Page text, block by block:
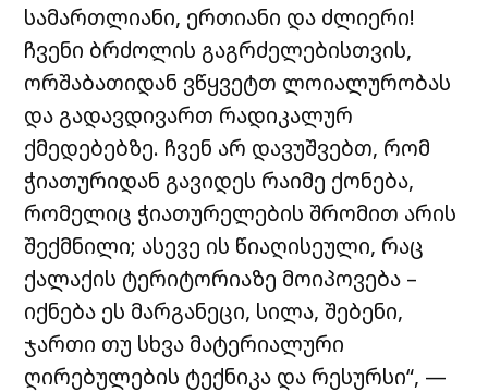
სამართლიანი, ერთიანი და ძლიერი!
ჩვენი ბრძოლის გაგრძელებისთვის,
ორშაბათიდან ვწყვეტთ ლოიალურობას
და გადავდივართ რადიკალურ
ქმედებებზე. ჩვენ არ დავუშვებთ, რომ
ჭიათურიდან გავიდეს რაიმე ქონება,
რომელიც ჭიათურელების შრომით არის
შექმნილი; ასევე ის წიაღისეული, რაც
ქალაქის ტერიტორიაზე მოიპოვება –
იქნება ეს მარგანეცი, სილა, შებენი,
ჯართი თუ სხვა მატერიალური
ღირებულების ტექნიკა და რესურსი“, —